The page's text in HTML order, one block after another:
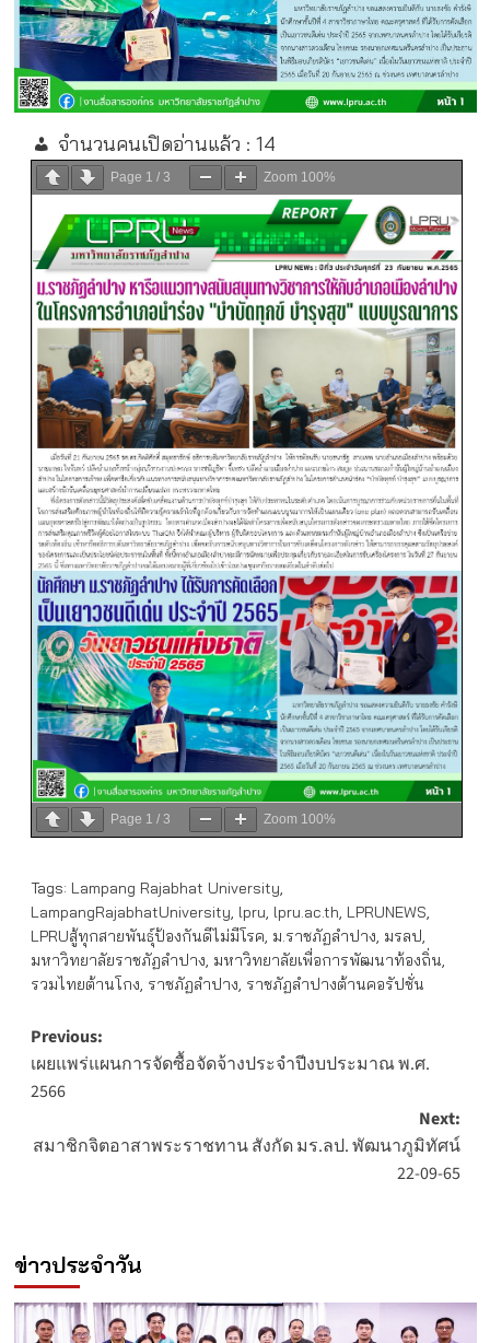
จำนวนคนเปิดอ่านแล้ว : 14
Page 1 / 3 Zoom 100%
Page 1 / 3 Zoom 100%
Tags: Lampang Rajabhat University,
LampangRajabhatUniversity, lpru, lpru.ac.th, LPRUNEWS,
LPRUสู้ทุกสายพันธุ์ป้องกันดีไม่มีโรค, ม.ราชภัฏลำปาง, มรลป,
มหาวิทยาลัยราชภัฏลำปาง, มหาวิทยาลัยเพื่อการพัฒนาท้องถิ่น,
รวมไทยต้านโกง, ราชภัฏลำปาง, ราชภัฏลำปางต้านคอรัปชั่น
Post
navigation
Previous:
เผยแพร่แผนการจัดซื้อจัดจ้างประจำปีงบประมาณ พ.ศ.
2566
Next:
สมาชิกจิตอาสาพระราชทาน สังกัด มร.ลป. พัฒนาภูมิทัศน์
22-09-65
ข่าวประจำวัน